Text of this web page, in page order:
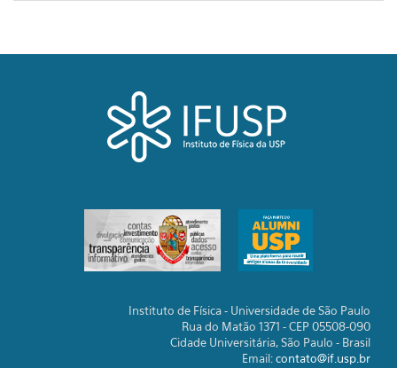
Instituto de Física - Universidade de São Paulo
Rua do Matão 1371 - CEP 05508-090
Cidade Universitária, São Paulo - Brasil
Email:contato@if.usp.br